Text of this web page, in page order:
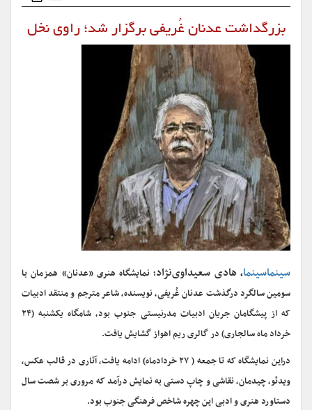
بزرگداشت عدنان غُریفی برگزار شد؛ راوی نخل
سینماسینما، هادی سعیداوی‌نژاد؛ نمایشگاه هنری «عدنان» همزمان با
سومین سالگرد درگذشت عدنان غُریفی، نویسنده، شاعر مترجم و منتقد ادبیات
که از پیشگامان جریان ادبیات مدرنیستی جنوب بود، شامگاه یکشنبه (۲۴
خرداد ماه سالجاری) در گالری ریم اهواز گشایش یافت.
دراین نمایشگاه که تا جمعه ( ۲۷ خردادماه) ادامه یافت، آثاری در قالب عکس،
ویدئو، چیدمان، نقاشی و چاپ دستی به نمایش درآمد که مروری بر شصت سال
دستاورد هنری و ادبی این چهره شاخص فرهنگی جنوب بود.